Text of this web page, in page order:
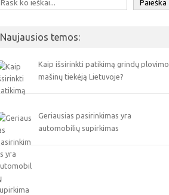
Paieška
Naujausios temos:
Kaip išsirinkti patikimą grindų plovimo
mašinų tiekėją Lietuvoje?
Geriausias pasirinkimas yra
automobilių supirkimas